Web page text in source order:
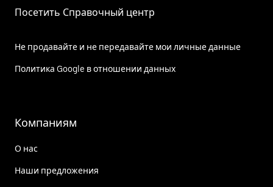
Посетить Справочный центр
Не продавайте и не передавайте мои личные данные
Политика Google в отношении данных
Компаниям
О нас
Наши предложения